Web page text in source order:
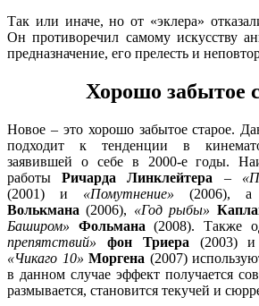
Так или иначе, но от «эклера»
Он противоречил самому искусству
предназначение, его прелесть и
Хорошо забытое
Новое – это хорошо забытое старое.
подходит к тенденции в
заявившей о себе в 2000-е годы.
работыРичарда Линклейтера –
(2001) и «Помутнение» (2006), а
Волькмана (2006), «Год рыбы»
Баширом»
Фольмана (2008). Также
препятствий»
фон Триера (2003) и
«Чикаго 10» Моргена (2007)
в данном случае эффект получается
размывается, становится текучей и